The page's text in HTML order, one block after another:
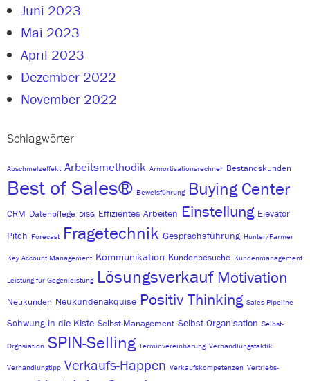
Juni 2023
Mai 2023
April 2023
Dezember 2022
November 2022
Schlagwörter
Abschmelzeffekt Arbeitsmethodik Armortisationsrechner Bestandskunden
Best of Sales® Beweisführung Buying Center
CRM Datenpflege DISG Effizientes Arbeiten Einstellung Elevator
Pitch Forecast Fragetechnik Gesprächsführung Hunter/Farmer
Key Account Management Kommunikation Kundenbesuche Kundenmanagement
Leistung für Gegenleistung Lösungsverkauf Motivation
Neukunden Neukundenakquise Positiv Thinking Sales-Pipeline
Schwung in die Kiste Selbst-Management Selbst-Organisation Selbst-
Orgnsiation SPIN-Selling Terminvereinbarung Verhandlungstaktik
Verhandlungtipp Verkaufs-Happen Verkaufskompetenzen Vertriebs-